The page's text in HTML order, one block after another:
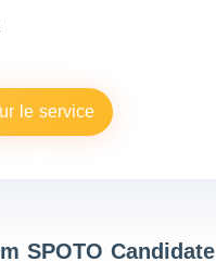
le service
SPOTO